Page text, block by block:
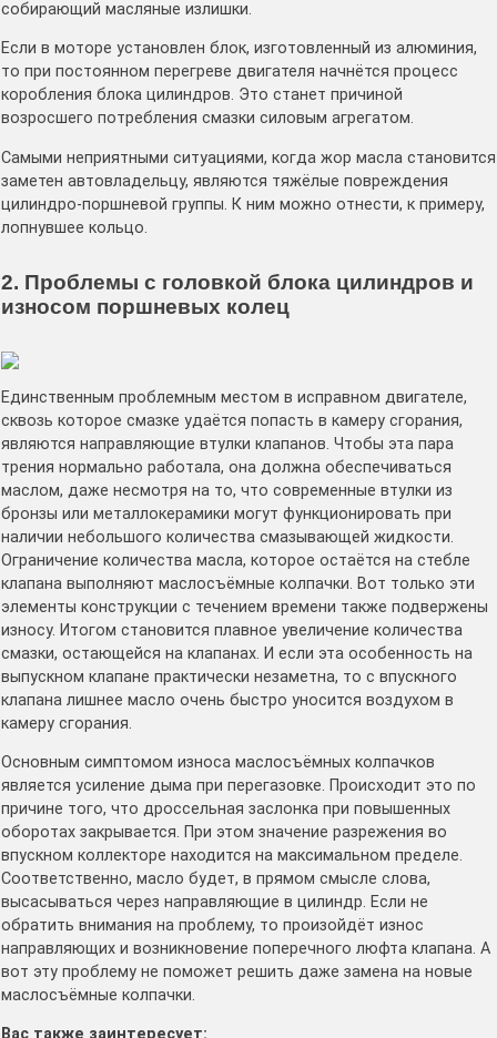
собирающий масляные излишки.
Если в моторе установлен блок, изготовленный из алюминия,
то при постоянном перегреве двигателя начнётся процесс
коробления блока цилиндров. Это станет причиной
возросшего потребления смазки силовым агрегатом.
Самыми неприятными ситуациями, когда жор масла становится
заметен автовладельцу, являются тяжёлые повреждения
цилиндро-поршневой группы. К ним можно отнести, к примеру,
лопнувшее кольцо.
2. Проблемы с головкой блока цилиндров и
износом поршневых колец
Единственным проблемным местом в исправном двигателе,
сквозь которое смазке удаётся попасть в камеру сгорания,
являются направляющие втулки клапанов. Чтобы эта пара
трения нормально работала, она должна обеспечиваться
маслом, даже несмотря на то, что современные втулки из
бронзы или металлокерамики могут функционировать при
наличии небольшого количества смазывающей жидкости.
Ограничение количества масла, которое остаётся на стебле
клапана выполняют маслосъёмные колпачки. Вот только эти
элементы конструкции с течением времени также подвержены
износу. Итогом становится плавное увеличение количества
смазки, остающейся на клапанах. И если эта особенность на
выпускном клапане практически незаметна, то с впускного
клапана лишнее масло очень быстро уносится воздухом в
камеру сгорания.
Основным симптомом износа маслосъёмных колпачков
является усиление дыма при перегазовке. Происходит это по
причине того, что дроссельная заслонка при повышенных
оборотах закрывается. При этом значение разрежения во
впускном коллекторе находится на максимальном пределе.
Соответственно, масло будет, в прямом смысле слова,
высасываться через направляющие в цилиндр. Если не
обратить внимания на проблему, то произойдёт износ
направляющих и возникновение поперечного люфта клапана. А
вот эту проблему не поможет решить даже замена на новые
маслосъёмные колпачки.